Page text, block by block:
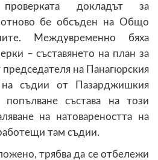
докладът за
отново бе обсъден на Общо
Междувременно бяха
– съставянето на план за
председателя на Панагюрския
на съдии от Пазарджишкия
състава на този
на натовареността на
там съдии.
трябва да се отбележи